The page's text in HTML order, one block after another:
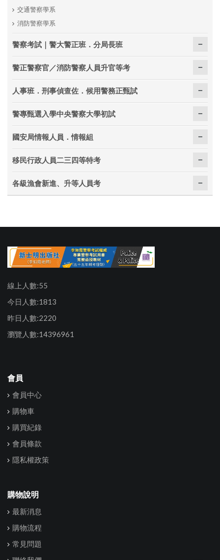
交通警察學系
消防警察學系
警察考試｜警大警正班．分局長班
警正警察官／消防警察人員升官等考
人事班．刑事偵查佐．候用警務正甄試
警專甄選入學中央警察大學初試
國安局情報人員．情報組
移民行政人員二三四等特考
各級漁會新進、升等人員考
線上人數:55
今日人數:1813
昨日人數:2220
瀏覽人數:14396961
會員
會員中心
購物車
購買紀錄
會員條款
隱私權政策
購物說明
最新消息
購物流程
常見問題